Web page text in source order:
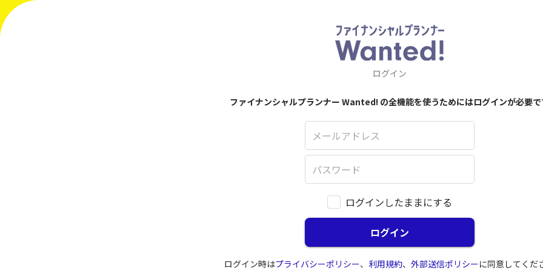
ログイン
ファイナンシャルプランナー Wanted! の全機能を使うためにはログインが必要
ログインしたままにする
ログイン
ログイン時はプライバシーポリシー、 利用規約、 外部送信ポリシーに同意してくだ